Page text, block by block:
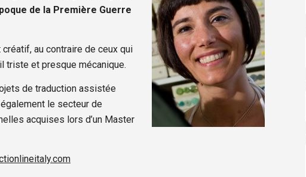
de la Première Guerre
au contraire de ceux qui
triste et presque mécanique.
de traduction assistée
le secteur de
acquises lors d’un Master